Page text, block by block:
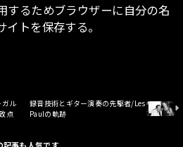
するためブラウザーに自分の名
トを保存する。
ル
点
録音技術とギター演奏の先駆者/Les
Paulの軌跡